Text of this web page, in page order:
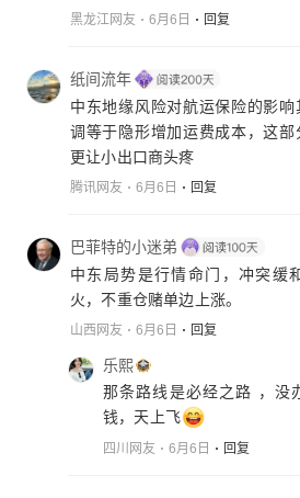
黑龙江网友 6月6日 回复
纸间流年
中东地缘风险对航运保险的影
调等于隐形增加运费成本，这
更让小出口商头疼
腾讯网友 6月6日 回复
巴菲特的小迷弟
中东局势是行情命门，冲突缓
火，不重仓赌单边上涨。
山西网友 6月6日 回复
乐熙
那条路线是必经之路 ，没
钱，天上飞
四川网友 6月6日 回复